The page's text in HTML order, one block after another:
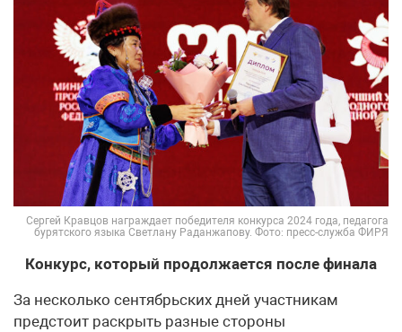
Сергей Кравцов награждает победителя конкурса 2024 года, педагога
бурятского языка Светлану Раданжапову. Фото: пресс-служба ФИРЯ
Конкурс, который продолжается после финала
За несколько сентябрьских дней участникам
предстоит раскрыть разные стороны